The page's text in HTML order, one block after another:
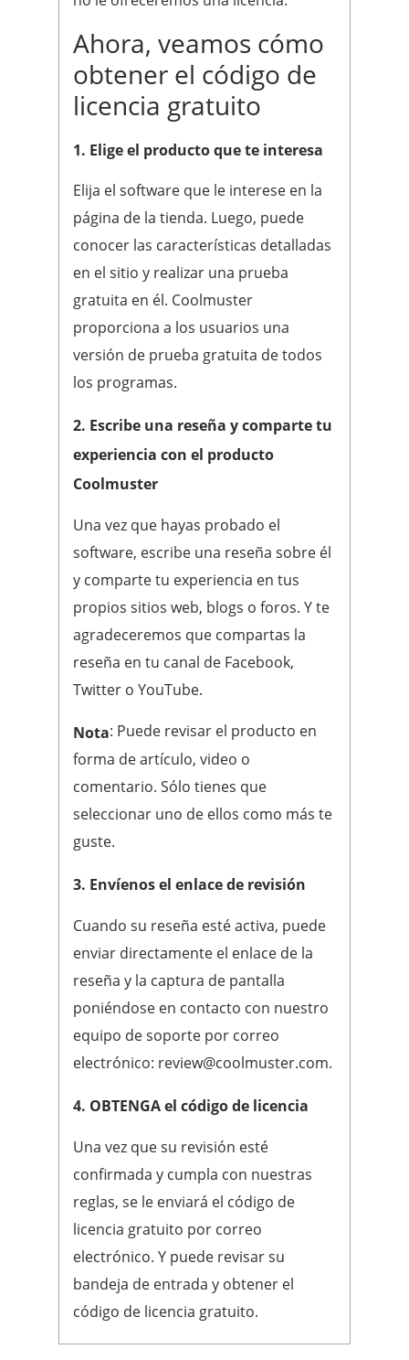
Ahora, veamos cómo
obtener el código de
licencia gratuito
1. Elige el producto que te interesa
Elija el software que le interese en la
página de la tienda. Luego, puede
conocer las características detalladas
en el sitio y realizar una prueba
gratuita en él. Coolmuster
proporciona a los usuarios una
versión de prueba gratuita de todos
los programas.
2. Escribe una reseña y comparte tu
experiencia con el producto
Coolmuster
Una vez que hayas probado el
software, escribe una reseña sobre él
y comparte tu experiencia en tus
propios sitios web, blogs o foros. Y te
agradeceremos que compartas la
reseña en tu canal de Facebook,
Twitter o YouTube.
Nota: Puede revisar el producto en
forma de artículo, video o
comentario. Sólo tienes que
seleccionar uno de ellos como más te
guste.
3. Envíenos el enlace de revisión
Cuando su reseña esté activa, puede
enviar directamente el enlace de la
reseña y la captura de pantalla
poniéndose en contacto con nuestro
equipo de soporte por correo
electrónico: review@coolmuster.com.
4. OBTENGA el código de licencia
Una vez que su revisión esté
confirmada y cumpla con nuestras
reglas, se le enviará el código de
licencia gratuito por correo
electrónico. Y puede revisar su
bandeja de entrada y obtener el
código de licencia gratuito.